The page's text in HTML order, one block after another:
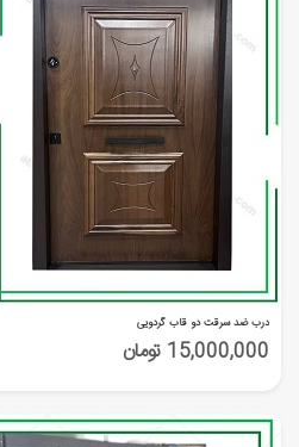
درب ضد سرقت دو قاب گردویی
15,000,000 تومان